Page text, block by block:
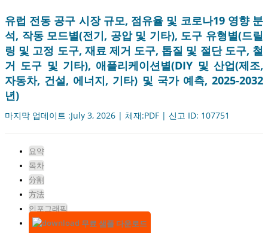
유럽 ​​전동 공구 시장 규모, 점유율 및 코로나19 영향 분
석, 작동 모드별(전기, 공압 및 기타), 도구 유형별(드릴
링 및 고정 도구, 재료 제거 도구, 톱질 및 절단 도구, 철
거 도구 및 기타), 애플리케이션별(DIY 및 산업(제조,
자동차, 건설, 에너지, 기타) 및 국가 예측, 2025-2032
년)
마지막 업데이트 :July 3, 2026 | 체재:PDF | 신고 ID: 107751
요약
목차
分割
方法
인포그래픽
무료 샘플 다운로드